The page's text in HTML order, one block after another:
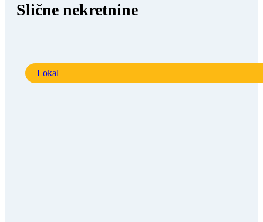
Slične nekretnine
Lokal